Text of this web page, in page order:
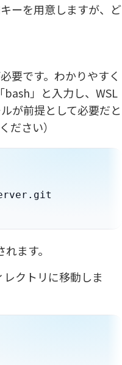
ーを用意しますが、ど
要です。わかりやすく
」と入力し、WSL
が前提として必要だと
ださい）
ます。
クトリに移動しま